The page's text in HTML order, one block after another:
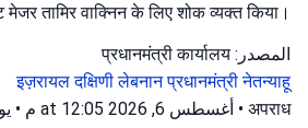
तामिर वाक्निन के लिए शोक व्यक्त किया।
المصدر: प्रधानमंत्री कार्यालय
इज़रायलदक्षिणी लेबनानप्रधानमंत्री नेतन्याहू
अपराध
• أغسطس 6, 2026 at 12:05 م •